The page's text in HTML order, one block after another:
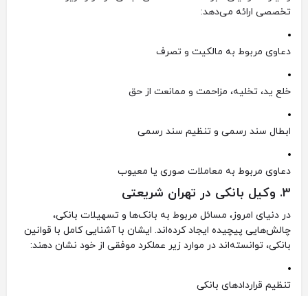
تخصصی ارائه می‌دهد:
دعاوی مربوط به مالکیت و تصرف
خلع ید، تخلیه، مزاحمت و ممانعت از حق
ابطال سند رسمی و تنظیم سند رسمی
دعاوی مربوط به معاملات صوری یا معیوب
3. وکیل بانکی در تهران شریعتی
در دنیای امروز، مسائل مربوط به بانک‌ها و تسهیلات بانکی،
چالش‌هایی پیچیده ایجاد کرده‌اند. ایشان با آشنایی کامل با قوانین
بانکی، توانسته‌اند در موارد زیر عملکرد موفقی از خود نشان دهند:
تنظیم قراردادهای بانکی